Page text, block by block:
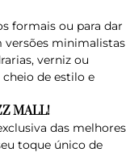
formais ou para dar
versões minimalistas
verniz ou
de estilo e
MALL!
das melhores
toque único de